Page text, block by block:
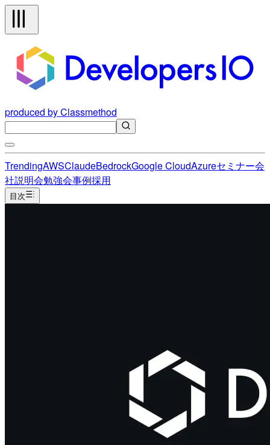
produced by Classmethod
TrendingAWSClaudeBedrockGoogle CloudAzureセミナー会
社説明会勉強会事例採用
目次